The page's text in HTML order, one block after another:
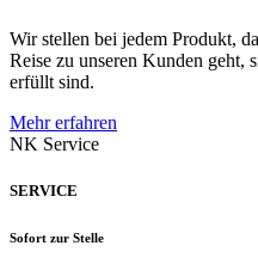
Wir stellen bei jedem Produkt,
Reise zu unseren Kunden geht,
erfüllt sind.
Mehr erfahren
NK Service
SERVICE
Sofort zur Stelle